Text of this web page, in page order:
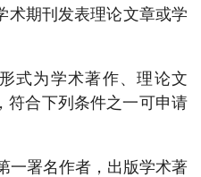
术期刊发表理论文章或学
式为学术著作、理论文
符合下列条件之一可申请
一署名作者，出版学术著